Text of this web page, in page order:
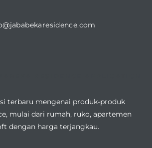
terbaru mengenai produk-produk
mulai dari rumah, ruko, apartemen
dengan harga terjangkau.